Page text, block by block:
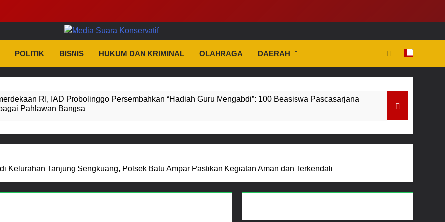
Suara Konservatif
POLITIK BISNIS HUKUM DAN KRIMINAL OLAHRAGA DAERAH
RI, IAD Probolinggo Persembahkan “Hadiah Guru Mengabdi”: 100 Beasiswa Pascasarjana
Pahlawan Bangsa
Menjelang HUT ke-23, Masyarakat Pribumi Palang Tugu Sejarah Trikora Teminabuan
Kelurahan Tanjung Sengkuang, Polsek Batu Ampar Pastikan Kegiatan Aman dan Terkendali